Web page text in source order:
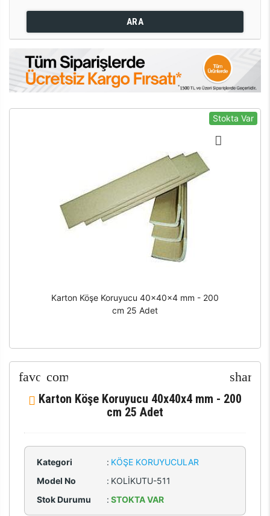
ARA
Stokta Var
Karton Köşe Koruyucu 40x40x4 mm - 200
cm 25 Adet
Karton Köşe Koruyucu 40x40x4 mm - 200
cm 25 Adet
Kategori : KÖŞE KORUYUCULAR
Model No
: KOLİKUTU-511
Stok Durumu
: STOKTA VAR